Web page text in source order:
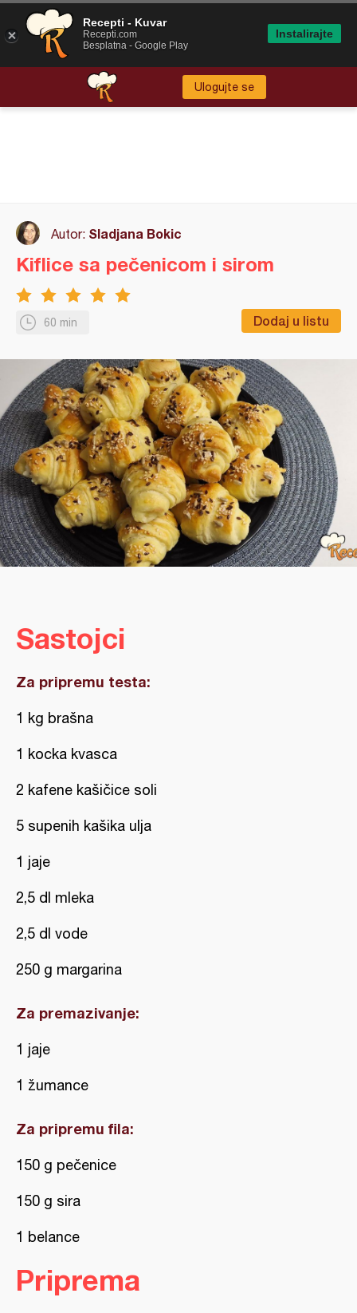
Ulogujte se
Autor: Sladjana Bokic
60 min Dodaj u listu
Kiflice sa pečenicom i sirom
Sastojci
Za pripremu testa:
1 kg brašna
1 kocka kvasca
2 kafene kašičice soli
5 supenih kašika ulja
1 jaje
2,5 dl mleka
2,5 dl vode
250 g margarina
Za premazivanje:
1 jaje
1 žumance
Za pripremu fila:
150 g pečenice
150 g sira
1 belance
Priprema
Recepti - Kuvar
Recepti.com
Besplatna - Google Play
Instalirajte